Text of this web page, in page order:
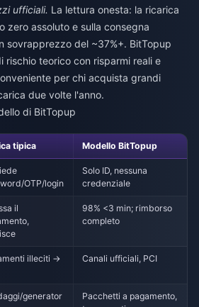
ufficiali. La lettura onesta: la ricarica
zero assoluto e sulla consegna
sovrapprezzo del ~37%+. BitTopup
rischio teorico con risparmi reali e
per chi acquista grandi
due volte l'anno.
di BitTopup
tipica Modello BitTopup
OTP/login
Solo ID, nessuna
credenziale
il
98% <3 min; rimborso
completo
illeciti →
Canali ufficiali, PCI
generator
Pacchetti a pagamento,